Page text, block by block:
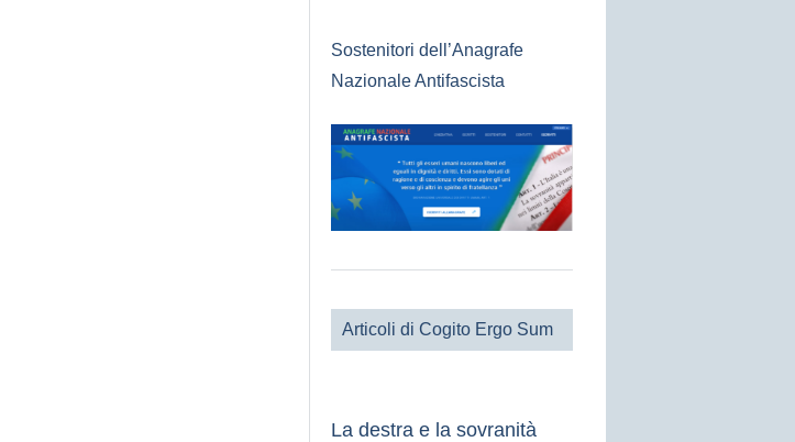
Sostenitori dell’Anagrafe
Nazionale Antifascista
Articoli di Cogito Ergo Sum
La destra e la sovranità